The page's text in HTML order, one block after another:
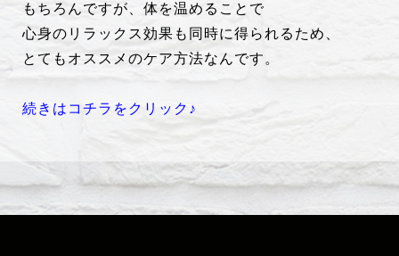
もちろんですが、体を温めることで
心身のリラックス効果も同時に得られるため、
とてもオススメのケア方法なんです。
続きはコチラをクリック♪